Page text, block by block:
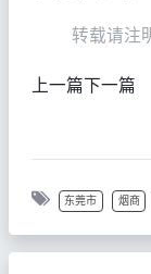
转载请注
上一篇下一篇
东莞市 烟商